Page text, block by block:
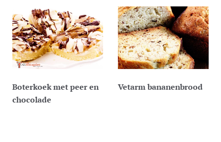
Boterkoek met peer en
chocolade
Vetarm bananenbrood